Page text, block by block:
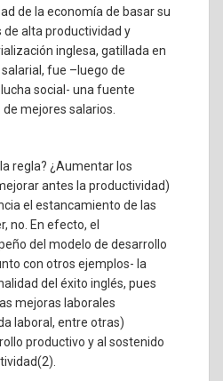
de la economía de basar su
alta productividad y
inglesa, gatillada en
fue –luego de
social- una fuente
mejores salarios.
regla? ¿Aumentar los
antes la productividad)
el estancamiento de las
no. En efecto, el
del modelo de desarrollo
con otros ejemplos- la
del éxito inglés, pues
mejoras laborales
laboral, entre otras)
productivo y al sostenido
(2)